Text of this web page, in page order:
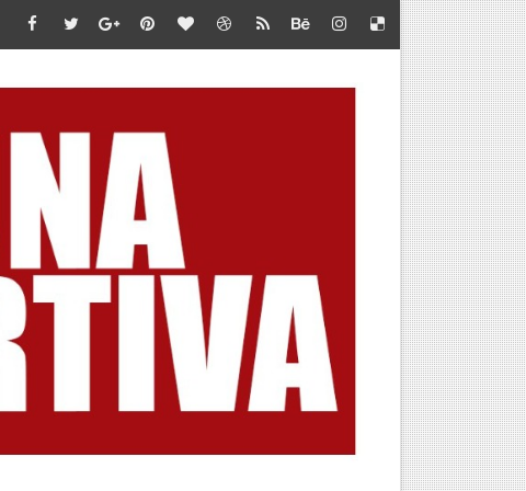
de jóvenes”
LA META
DEL AMERICAN SERIES SANTÍSIMO DOWNHILL 2026
POR CUPO AL MUNDIAL